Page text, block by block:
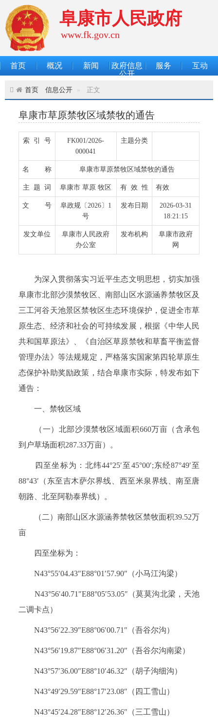
阜康市人民政府
www.fk.gov.cn
首页 概况 新闻
政府信息
公开
服务 互动
首页 信息公开 正文
阜康市草原禁牧区域禁牧的通告
索 引 号
FK001/2026-
000041
主题分类
名 称 阜康市草原禁牧区域禁牧的通告
主 题 词 阜康市 草原 牧区 有 效 性 有效
文 号
阜政规〔2026〕1
号
发布日期
2026-03-31
18:21:15
发文单位
阜康市人民政府
办公室
发布机构
阜康市政府
网
为深入贯彻落实习近平生态文明思想，切实加强
阜康市北部沙漠禁牧区、南部山区水源涵养禁牧区及
三工河谷天池景区禁牧区生态环境保护，促进全市草
原生态、经济和社会的可持续发展，根据《中华人民
共和国草原法》、《自治区草原禁牧和草畜平衡监督
管理办法》等法规规定，严格落实国家第四轮草原生
态保护补助奖励政策，结合阜康市实际，特发布如下
通告：
一、禁牧区域
（一）北部沙漠禁牧区域面积660万亩（含承包
到户草场面积287.33万亩）。
四至坐标为：北纬44°25′至45°00′;东经87°49′至
88°43′（东至吉木萨尔界线、西至米泉界线、南至唐
朝路、北至阿勒泰界线）。
（二）南部山区水源涵养禁牧区禁牧面积39.52万
亩
四至坐标为：
N43°55′04.43″E88°01′57.90″（小马江沟梁）
N43°56′40.71″E88°05′53.05″（莫莫沟北梁，天池
二调卡点）
N43°56′22.39″E88°06′00.71″（吾谷尔沟）
N43°56′19.87″E88°06′31.20″（吾谷尔沟南梁）
N43°57′36.00″E88°10′46.32″（胡子沟细沟）
N43°49′29.59″E88°17′23.08″（四工雪山）
N43°45′24.28″E88°12′26.36″（三工雪山）